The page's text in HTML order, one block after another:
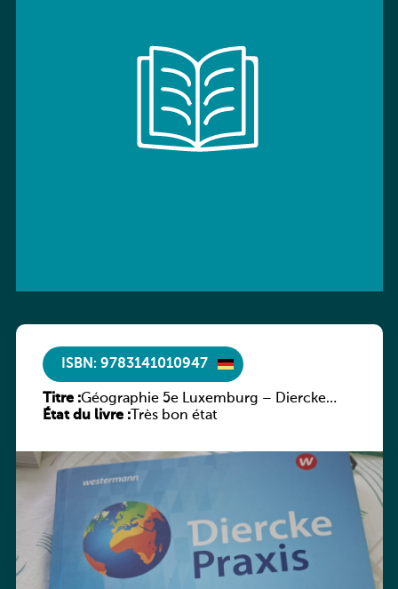
ISBN: 9783141010947
Titre :Géographie 5e Luxemburg – Diercke
Praxis
État du livre :Très bon état